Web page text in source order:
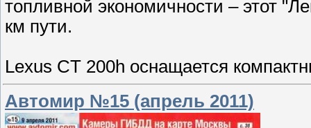
топливной экономичности – этот
км пути.
Lexus CT 200h оснащается
Автомир №15 (апрель 2011)